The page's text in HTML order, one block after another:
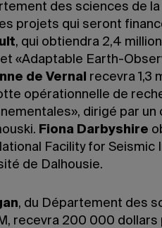
des sciences de la
projets qui seront
, qui obtiendra 2,4
«Adaptable Earth-
de Vernal
recevra 1,3
opérationnelle de
dirigé par un
Fiona Darbyshire
Facility for Seismic
de Dalhousie.
, du Département des
recevra 200 000 dollars